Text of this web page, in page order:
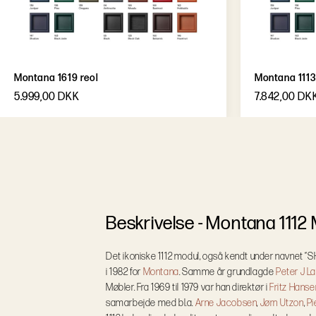
Montana 1619 reol
5.999,00 DKK
Montana
7.842,00
Beskrivelse-Montana 1112
Det ikoniske 1112 modul, også kendt under navnet
i 1982 for Montana. Samme år grundlagde Peter J
Møbler. Fra 1969 til 1979 var han direktør i Fritz
samarbejde med bl.a.Arne Jacobsen,Jørn Utzon,